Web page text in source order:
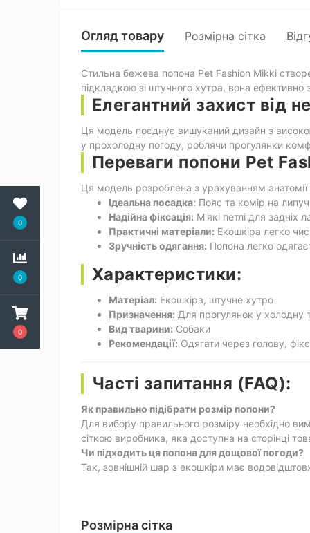
0
0
0
Огляд товару Розмірна сітка
Стильна бежева попона Pet Fashion Mikki
підкладкою зі штучного хутра, вона
Елегантний захист від
Ця модель поєднує вишуканий дизайн з
у прохолодну погоду, роблячи прогулянки
Переваги попони Pet
Ця модель розроблена з урахуванням
Ідеальна посадка: Пояс та комір на
Надійна фіксація: М'які петлі для задніх
Практичні матеріали: Екошкіра легко
Зручність одягання: Попона легко
Характеристики:
Матеріал: Екошкіра, штучне хутро
Призначення: Для прогулянок у холодну
Вид тварини: Собаки
Рекомендації: Одягати через голову,
Часті запитання (FAQ):
Як правильно підібрати розмір попони?
Для вибору правильного розміру необхідно
сіткою виробника, яка доступна на сторінці
Чи підходить ця попона для дощової погоди?
Так, зовнішній шар з екошкіри має
Розмірна сітка